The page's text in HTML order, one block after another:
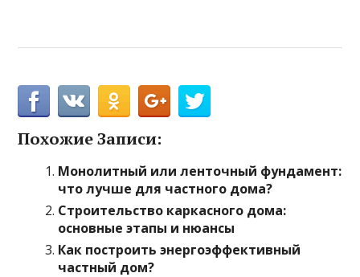
Похожие Записи:
Монолитный или ленточный фундамент:
что лучше для частного дома?
Строительство каркасного дома:
основные этапы и нюансы
Как построить энергоэффективный
частный дом?